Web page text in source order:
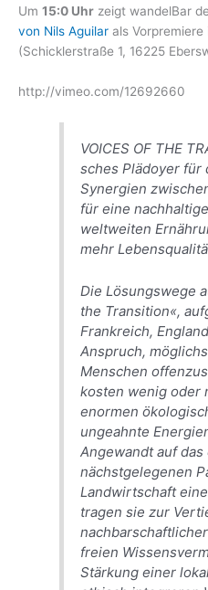
Um 15:0 Uhr zeigt wandelBar
von Nils Aguilar als Vorpremiere
(Schicklerstraße 1, 16225
http://vimeo.com/12692660
VOICES OF THE
sches Plädoyer für
Syn­ergien
für eine
weltweiten
mehr
Die Lösungswege
the Transition«,
Frankreich,
Anspruch,
Menschen
kosten wenig oder
enormen
ungeahnte
Angewandt auf
nächstgelegenen
Land­wirtschaft
tragen sie zur
freien
Stärkung einer